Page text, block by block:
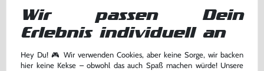
GEKAUFT
Wir passen Dein
Erlebnis individuell an
Hey Du! 🎮 Wir verwenden Cookies, aber keine Sorge, wir backen
hier keine Kekse – obwohl das auch Spaß machen würde! Unsere